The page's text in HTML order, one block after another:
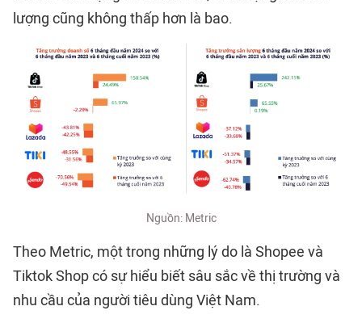
lượng cũng không thấp hơn là bao.
Nguồn: Metric
Theo Metric, một trong những lý do là Shopee và
Tiktok Shop có sự hiểu biết sâu sắc về thị trường và
nhu cầu của người tiêu dùng Việt Nam.